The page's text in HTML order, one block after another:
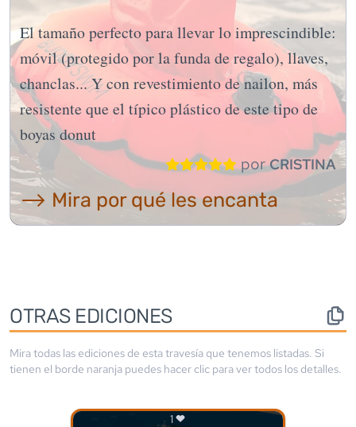
El tamaño perfecto para llevar lo imprescindible:
móvil (protegido por la funda de regalo), llaves,
chanclas... Y con revestimiento de nailon, más
resistente que el típico plástico de este tipo de
boyas donut
porCRISTINA
⟶ Mira por qué les encanta
OTRAS EDICIONES
Mira todas las ediciones de esta travesía que tenemos listadas. Si
tienen el borde naranja puedes hacer clic para ver todos los detalles.
1